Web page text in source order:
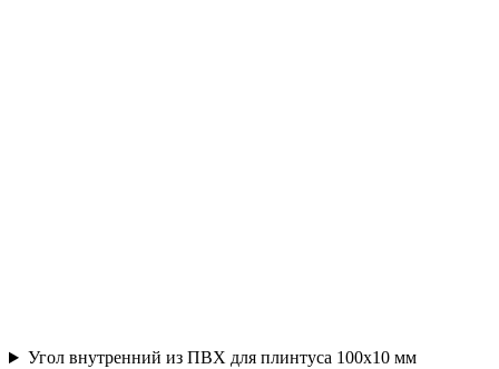
Угол внутренний из ПВХ для плинтуса 100х10 мм